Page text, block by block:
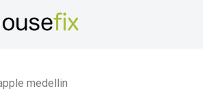
medellin